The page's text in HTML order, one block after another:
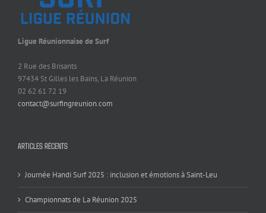
Ligue Réunionnaise de Surf
2 Rue des Brisants
97434 St Gilles les Bains, La Réunion
02 62 61 72 19
contact@surfingreunion.com
ARTICLES RÉCENTS
Journée Handi Surf 2025 : inclusion et émotions à Saint-Leu
Championnats de La Réunion 2025